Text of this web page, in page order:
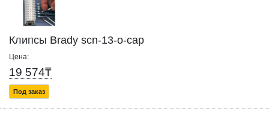
Клипсы Brady scn-13-o-cap
Цена:
19 574₸
Под заказ